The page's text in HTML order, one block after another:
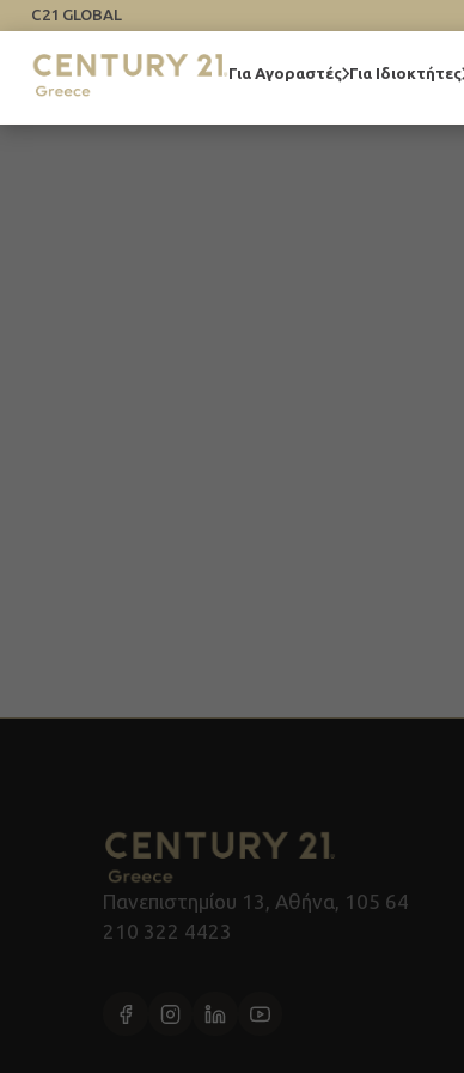
C21 GLOBAL
Για Αγοραστές Για Ιδιοκτήτες
Πανεπιστημίου 13, Αθήνα, 105 64
210 322 4423